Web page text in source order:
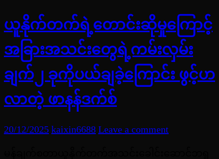
ယူနိုက်တက်ရဲ့တောင်းဆိုမှုကြောင့်
အခြားအသင်းတွေရဲ့ကမ်းလှမ်း
ချက်၂ ခုကိုပယ်ချခဲ့ကြောင်း ဖွင့်ဟ
လာတဲ့ ဖာနန်ဒက်စ်
20/12/2025 kaixin6688 Leave a comment